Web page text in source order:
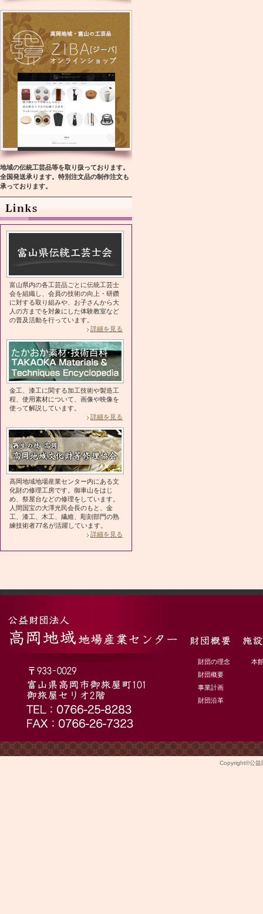
地域の伝統工芸品等を取り扱っております。
全国発送承ります。特別注文品の制作注文も
承っております。
富山県内の各工芸品ごとに伝統工芸士
会を組織し、会員の技術の向上・研鑽
に対する取り組みや、お子さんから大
人の方までを対象にした体験教室など
の普及活動を行っています。
詳細を見る
金工、漆工に関する加工技術や製造工
程、使用素材について、画像や映像を
使って解説しています。
詳細を見る
高岡地域地場産業センター内にある文
化財の修理工房です。御車山をはじ
め、祭屋台などの修理をしています。
人間国宝の大澤光民会長のもと、金
工、漆工、木工、繊維、彫刻部門の熟
練技術者77名が活躍しています。
詳細を見る
財団の理念
財団概要
事業計画
財団沿革
本
Copyright©公益